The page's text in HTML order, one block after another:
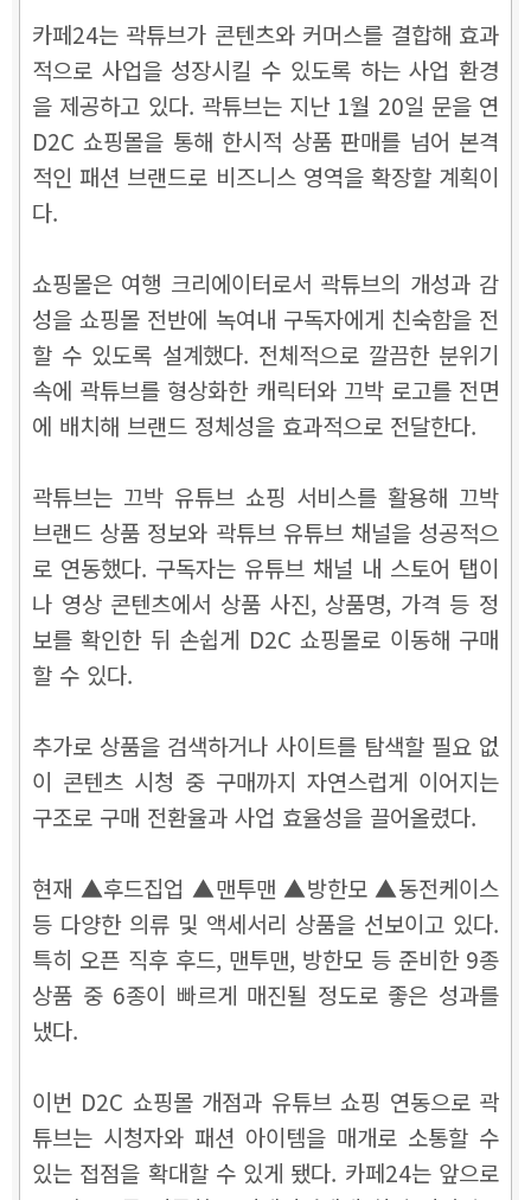
카페24는 곽튜브가 콘텐츠와 커머스를 결합해 효과
적으로 사업을 성장시킬 수 있도록 하는 사업 환경
을 제공하고 있다. 곽튜브는 지난 1월 20일 문을 연
D2C 쇼핑몰을 통해 한시적 상품 판매를 넘어 본격
적인 패션 브랜드로 비즈니스 영역을 확장할 계획이
다.
쇼핑몰은 여행 크리에이터로서 곽튜브의 개성과 감
성을 쇼핑몰 전반에 녹여내 구독자에게 친숙함을 전
할 수 있도록 설계했다. 전체적으로 깔끔한 분위기
속에 곽튜브를 형상화한 캐릭터와 끄박 로고를 전면
에 배치해 브랜드 정체성을 효과적으로 전달한다.
곽튜브는 끄박 유튜브 쇼핑 서비스를 활용해 끄박
브랜드 상품 정보와 곽튜브 유튜브 채널을 성공적으
로 연동했다. 구독자는 유튜브 채널 내 스토어 탭이
나 영상 콘텐츠에서 상품 사진, 상품명, 가격 등 정
보를 확인한 뒤 손쉽게 D2C 쇼핑몰로 이동해 구매
할 수 있다.
추가로 상품을 검색하거나 사이트를 탐색할 필요 없
이 콘텐츠 시청 중 구매까지 자연스럽게 이어지는
구조로 구매 전환율과 사업 효율성을 끌어올렸다.
현재 ▲후드집업 ▲맨투맨 ▲방한모 ▲동전케이스
등 다양한 의류 및 액세서리 상품을 선보이고 있다.
특히 오픈 직후 후드, 맨투맨, 방한모 등 준비한 9종
상품 중 6종이 빠르게 매진될 정도로 좋은 성과를
냈다.
이번 D2C 쇼핑몰 개점과 유튜브 쇼핑 연동으로 곽
튜브는 시청자와 패션 아이템을 매개로 소통할 수
있는 접점을 확대할 수 있게 됐다. 카페24는 앞으로